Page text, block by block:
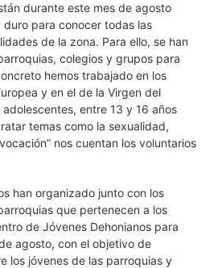
durante este mes de agosto
para conocer todas las
de la zona. Para ello, se han
colegios y grupos para
hemos trabajado en los
y en el de la Virgen del
entre 13 y 16 años
temas como la sexualidad,
nos cuentan los voluntarios
han organizado junto con los
que pertenecen a los
de Jóvenes Dehonianos para
agosto, con el objetivo de
los jóvenes de las parroquias y